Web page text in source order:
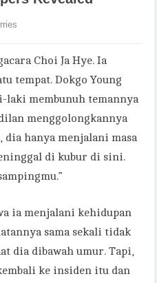
Choi Ja Hye. Ia
tempat. Dokgo Young
laki membunuh temannya
menggolongkannya
dia hanya menjalani masa
di kubur di sini.
ia menjalani kehidupan
sama sekali tidak
dia dibawah umur. Tapi,
ke insiden itu dan